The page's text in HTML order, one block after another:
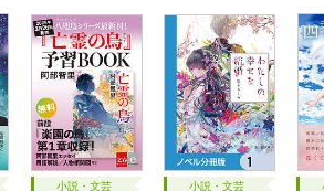
小説・文芸 小説・文芸